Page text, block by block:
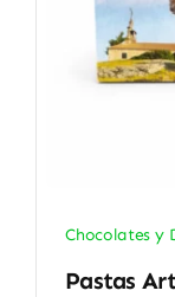
Chocolates y
Pastas